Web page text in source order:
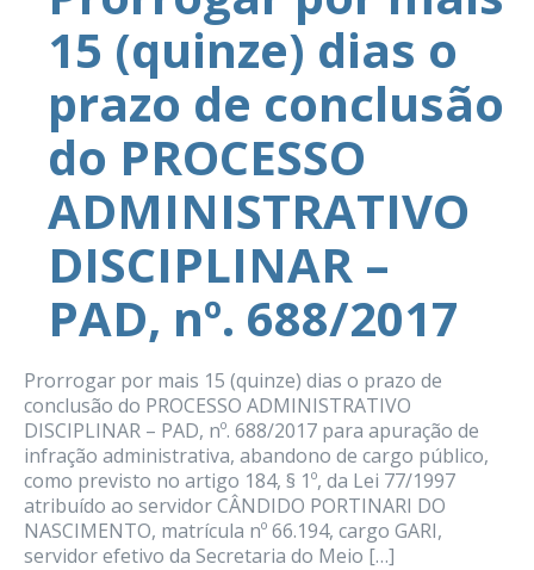
15 (quinze) dias o
prazo de conclusão
do PROCESSO
ADMINISTRATIVO
DISCIPLINAR –
PAD, nº. 688/2017
Prorrogar por mais 15 (quinze) dias o prazo de
conclusão do PROCESSO ADMINISTRATIVO
DISCIPLINAR – PAD, nº. 688/2017 para apuração de
infração administrativa, abandono de cargo público,
como previsto no artigo 184, § 1º, da Lei 77/1997
atribuído ao servidor CÂNDIDO PORTINARI DO
NASCIMENTO, matrícula nº 66.194, cargo GARI,
servidor efetivo da Secretaria do Meio […]